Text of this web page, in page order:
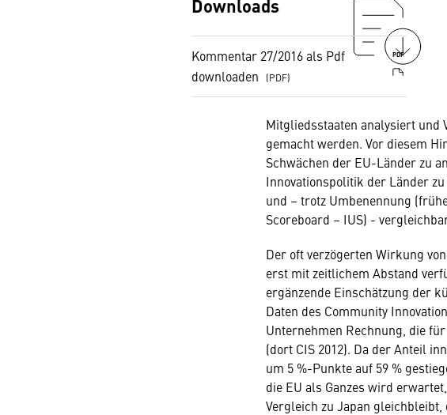
Downloads
Kommentar 27/2016 als Pdf
downloaden
PDF
Mitgliedsstaaten analysiert und
gemacht werden. Vor diesem
Schwächen der EU-Länder zu
Innovationspolitik der Länder
und – trotz Umbenennung
Scoreboard – IUS) -
Der oft verzögerten Wirkung
erst mit zeitlichem Abstand
ergänzende Einschätzung der
Daten des Community
Unternehmen Rechnung, die
(dort CIS 2012). Da der Anteil
um 5 %-Punkte auf 59 %
die EU als Ganzes wird
Vergleich zu Japan